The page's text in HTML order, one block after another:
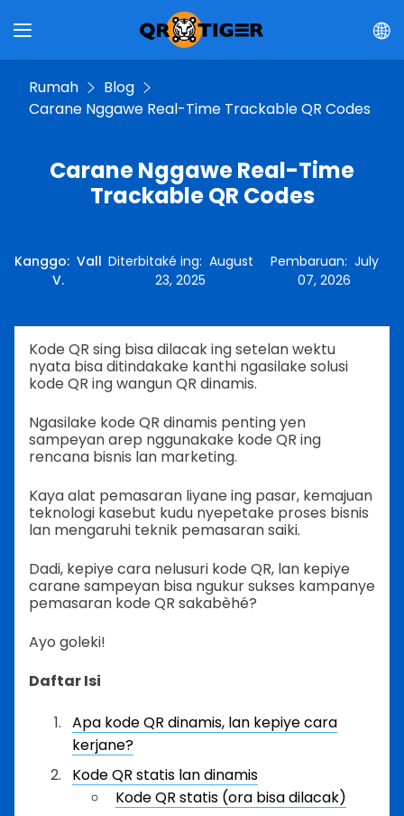
Rumah
Blog
Carane Nggawe Real-Time Trackable QR Codes
Carane Nggawe Real-Time
Trackable QR Codes
Kanggo: Vall
V.
Diterbitaké ing: August
23, 2025
Pembaruan: July
07, 2026
Kode QR sing bisa dilacak ing setelan wektu
nyata bisa ditindakake kanthi ngasilake solusi
kode QR ing wangun QR dinamis.
Ngasilake kode QR dinamis penting yen
sampeyan arep nggunakake kode QR ing
rencana bisnis lan marketing.
Kaya alat pemasaran liyane ing pasar, kemajuan
teknologi kasebut kudu nyepetake proses bisnis
lan mengaruhi teknik pemasaran saiki.
Dadi, kepiye cara nelusuri kode QR, lan kepiye
carane sampeyan bisa ngukur sukses kampanye
pemasaran kode QR sakabèhé?
Ayo goleki!
Daftar Isi
Apa kode QR dinamis, lan kepiye cara
kerjane?
Kode QR statis lan dinamis
Kode QR statis (ora bisa dilacak)